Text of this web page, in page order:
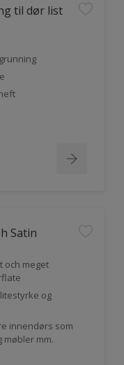
til dør list
Satin
och meget
og
innendørs som
møbler mm.